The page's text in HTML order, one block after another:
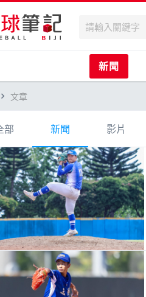
新聞
文章
部 新聞 影片